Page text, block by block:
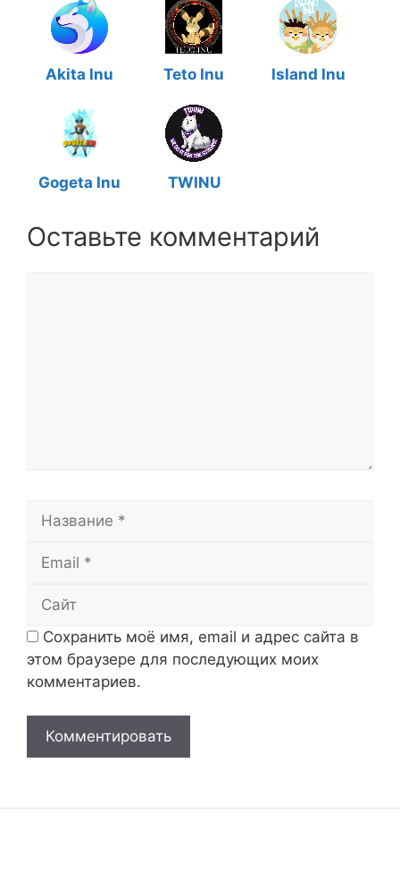
Akita Inu Teto Inu Island Inu
Gogeta Inu TWINU
Оставьте комментарий
Сохранить моё имя, email и адрес сайта в
этом браузере для последующих моих
комментариев.